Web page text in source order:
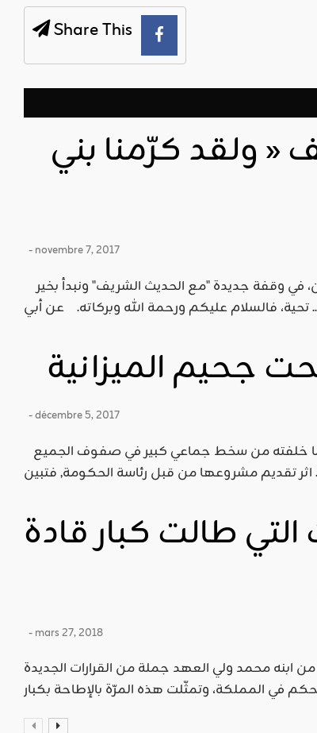
Share This
« ولقد كرّمنا بني
- novembre 7, 2017
نحييكم جميعا أيها الأحبة في كل مكان، في وقفة جديدة "مع الحديث الشريف" ونبدأ بخير
وبركاته. عن أبي ...
جحيم الميزانية
- décembre 5, 2017
فتبين ...
التي طالت كبار قادة
- mars 27, 2018
ابنه محمد ولي العهد جملة من القرارات الجديدة